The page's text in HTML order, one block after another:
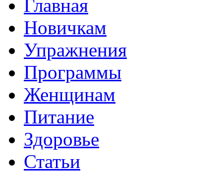
Главная
Новичкам
Упражнения
Программы
Женщинам
Питание
Здоровье
Статьи